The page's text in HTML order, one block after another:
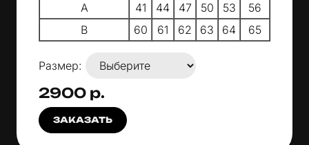
A 41 44 47 50 53
56
B
60 61 62 63 64 65
Размер:
2900 р.
ЗАКАЗАТЬ